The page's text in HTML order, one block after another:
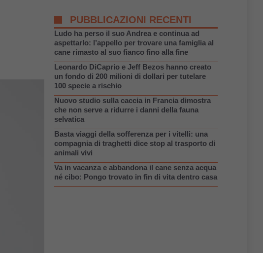
PUBBLICAZIONI RECENTI
Ludo ha perso il suo Andrea e continua ad
aspettarlo: l’appello per trovare una famiglia al
cane rimasto al suo fianco fino alla fine
Leonardo DiCaprio e Jeff Bezos hanno creato
un fondo di 200 milioni di dollari per tutelare
100 specie a rischio
Nuovo studio sulla caccia in Francia dimostra
che non serve a ridurre i danni della fauna
selvatica
Basta viaggi della sofferenza per i vitelli: una
compagnia di traghetti dice stop al trasporto di
animali vivi
Va in vacanza e abbandona il cane senza acqua
né cibo: Pongo trovato in fin di vita dentro casa